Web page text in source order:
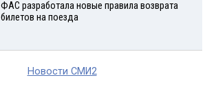
ФАС разработала новые правила возврата
билетов на поезда
Новости СМИ2